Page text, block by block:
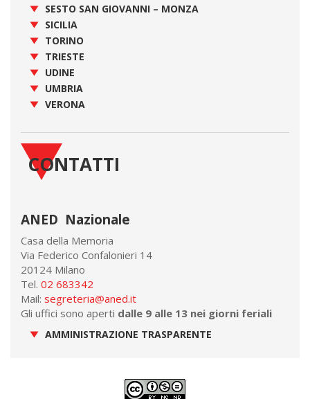
SESTO SAN GIOVANNI – MONZA
SICILIA
TORINO
TRIESTE
UDINE
UMBRIA
VERONA
CONTATTI
ANED Nazionale
Casa della Memoria
Via Federico Confalonieri 14
20124 Milano
Tel. 02 683342
Mail: segreteria@aned.it
Gli uffici sono aperti dalle 9 alle 13 nei giorni feriali
AMMINISTRAZIONE TRASPARENTE